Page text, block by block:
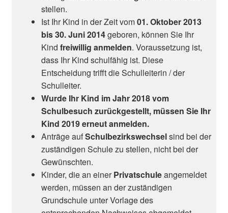
stellen.
Ist Ihr Kind in der Zeit vom01. Oktober 2013
bis 30. Juni 2014geboren, können Sie Ihr
Kind freiwillig anmelden. Voraussetzung ist,
dass Ihr Kind schulfähig ist. Diese
Entscheidung trifft die Schulleiterin / der
Schulleiter.
Wurde Ihr Kind im Jahr 2018 vom
Schulbesuch zurückgestellt, müssen Sie Ihr
Kind 2019 erneut anmelden.
Anträge aufSchulbezirkswechselsind bei der
zuständigen Schule zu stellen, nicht bei der
Gewünschten.
Kinder, die an einerPrivatschuleangemeldet
werden, müssen an der zuständigen
Grundschule unter Vorlage des